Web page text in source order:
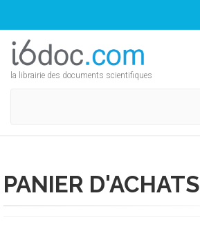
la librairie des documents scientifiques
PANIER D'ACHATS